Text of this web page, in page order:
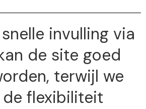
invulling via
de site goed
terwijl we
flexibiliteit